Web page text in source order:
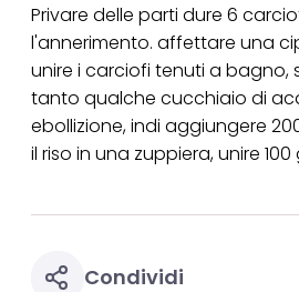
Privare delle parti dure 6
l'annerimento. affettare una
unire i carciofi tenuti a
tanto qualche cucchiaio di
ebollizione, indi aggiungere
il riso in una zuppiera, unire
Condividi